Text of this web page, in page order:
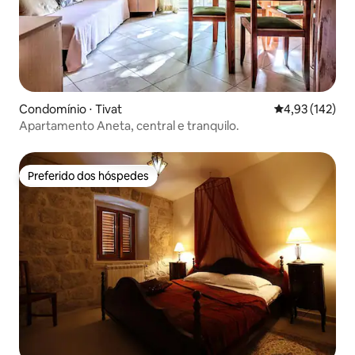
Condomínio ⋅ Tivat 4,93 de uma
4,93 (142)
Apartamento Aneta, central e tranquilo.
Preferido dos hóspedes
Preferido dos hóspedes